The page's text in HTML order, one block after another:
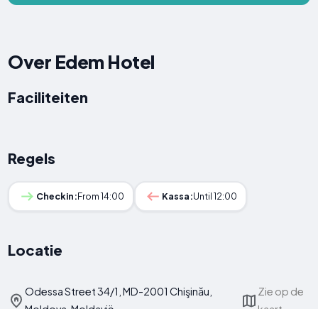
Over Edem Hotel
Faciliteiten
Regels
Checkin:From 14:00 Kassa:Until 12:00
Locatie
Odessa Street 34/1, MD-2001 Chişinău,
Zie op de